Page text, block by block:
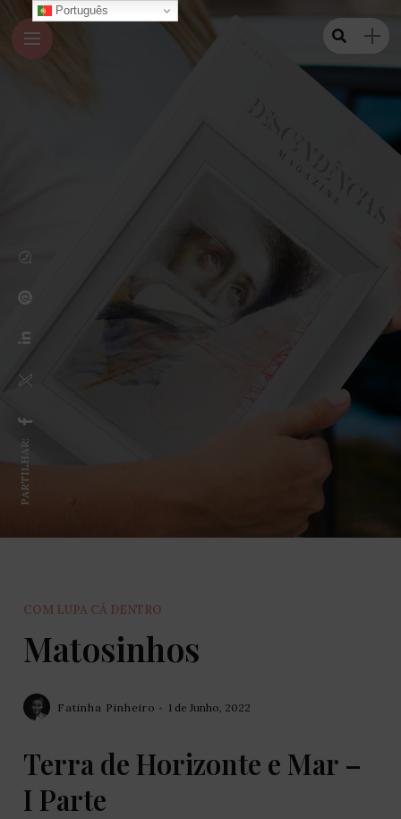
PARTILHAR:
COM LUPA CÁ DENTRO
Matosinhos
Fatinha Pinheiro 1 de Junho, 2022
Terra de Horizonte e Mar –
I Parte
Português